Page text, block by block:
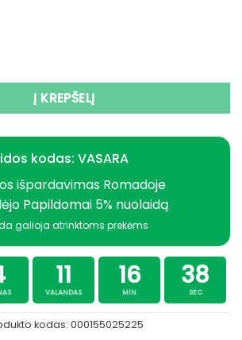
3D Tūrinė 25g Vejažuvėms,
Į KREPŠELĮ
kodas: VASARA
išpardavimas Romadoje
Papildomai 5% nuolaidą
galioja atrinktoms prekėms
11
VALANDAS
16
MIN
38
SEC
kodas: 000155025225